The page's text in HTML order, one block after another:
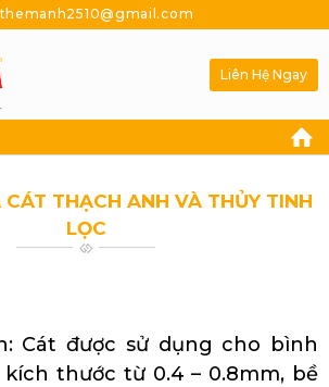
themanh2510@gmail.com
Liên Hệ Ngay
CÁT THẠCH ANH VÀ THỦY TINH
LỌC
Cát được sử dụng cho bình
thước từ 0.4 – 0.8mm, bề